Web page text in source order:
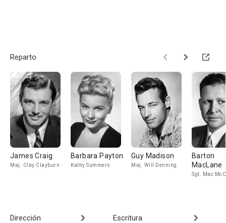
Reparto
James Craig
Maj. Clay Clayburn
Barbara Payton
Kathy Summers
Guy Madison
Maj. Will Denning
Barton
MacLane
Sgt. Mac
Dirección
Escritura